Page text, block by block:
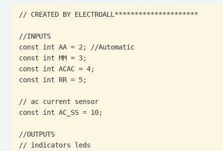
// CREATED BY ELECTROALL*********************
//INPUTS
const int AA = 2; //Automatic
const int MM = 3;
const int ACAC = 4;
const int RR = 5;
// ac current sensor
const int AC_SS = 10;
//OUTPUTS
// indicators leds